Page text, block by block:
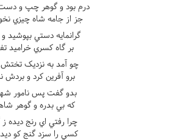
درم بود و گوهر چپ و
جز از جامه شاه چيزي
گرانمايه دستي بپوشيد
بر گاه کسري خراميد
چو آمد به نزديک تختش
برو آفرين کرد و بردش
بدو گفت پس نامور
که بي بدره و گوهر
چرا رفتي اي رنج ديده
کسي را سزد گنج کو